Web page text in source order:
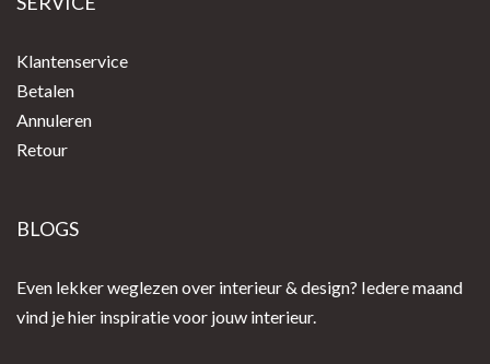
Klantenservice
Betalen
Annuleren
Retour
BLOGS
Even lekker weglezen over interieur & design? Iedere maand
vind je hier inspiratie voor jouw interieur.